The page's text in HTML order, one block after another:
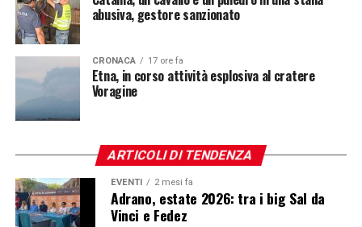
abusiva, gestore sanzionato
CRONACA 17 ore fa
Etna, in corso attività esplosiva al cratere
Voragine
ARTICOLI DI TENDENZA
EVENTI 2 mesi fa
Adrano, estate 2026: tra i big Sal da
Vinci e Fedez